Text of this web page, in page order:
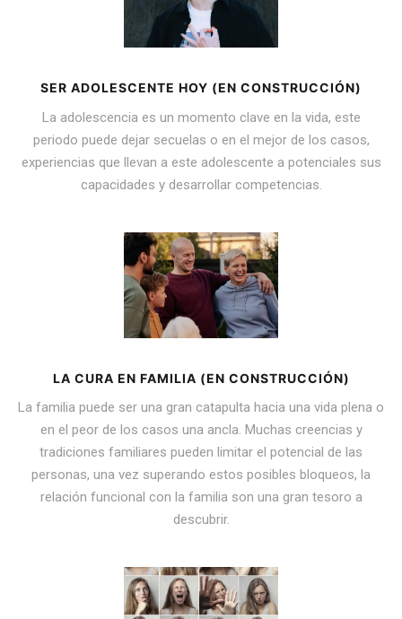
SER ADOLESCENTE HOY (EN CONSTRUCCIÓN)
La adolescencia es un momento clave en la vida, este
periodo puede dejar secuelas o en el mejor de los casos,
experiencias que llevan a este adolescente a potenciales sus
capacidades y desarrollar competencias.
LA CURA EN FAMILIA (EN CONSTRUCCIÓN)
La familia puede ser una gran catapulta hacia una vida plena o
en el peor de los casos una ancla. Muchas creencias y
tradiciones familiares pueden limitar el potencial de las
personas, una vez superando estos posibles bloqueos, la
relación funcional con la familia son una gran tesoro a
descubrir.